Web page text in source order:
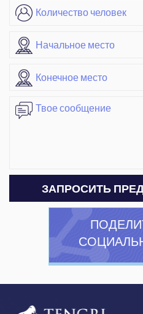
ЗАПРОСИТЬ